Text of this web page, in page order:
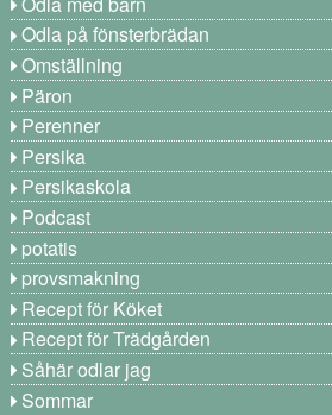
Odla på fönsterbrädan
Omställning
Päron
Perenner
Persika
Persikaskola
Podcast
potatis
provsmakning
Recept för Köket
Recept för Trädgården
Såhär odlar jag
Sommar